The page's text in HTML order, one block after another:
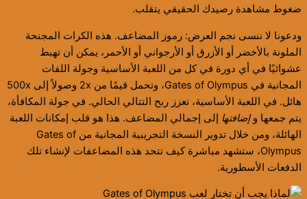
ضغوط مشاهدة رصيدك الحقيقي يتقلب.
ودعونا لا ننسى نجم العرض: رموز المضاعف. هذه الكرات المجنحة
الملونة بالأخضر أو الأزرق أو الأرجواني أو الأحمر، يمكن أن تهبط
عشوائيًا في أي دورة في كل من اللعبة الأساسية وجولة اللفات
المجانية في Gates of Olympus، وتحمل قيمًا من 2x وصولاً إلى 500x
هائل. في اللعبة الأساسية، تعزز ربح التتالي الحالي. في جولة المكافأة،
يتم جمعها وإضافتها إلى إجمالي المضاعف. هذا هو قلب إمكانات اللعبة
الهائلة، ومن خلال تدوير النسخة التجريبية المجانية من Gates of
Olympus، ستشهد مباشرة كيف تتحد هذه المضاعفات لإنشاء تلك
الدفعات الأسطورية.